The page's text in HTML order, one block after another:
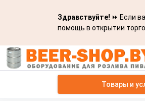
Здравствуйте! ⏩ Если
помощь в открытии
Товары и